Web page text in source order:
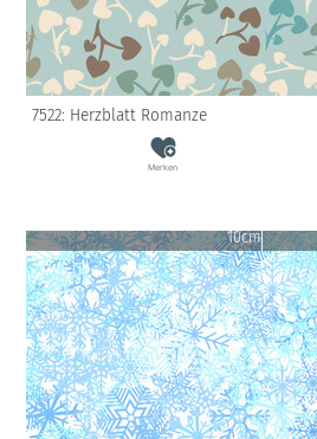
7522: Herzblatt Romanze
Merken
10cm